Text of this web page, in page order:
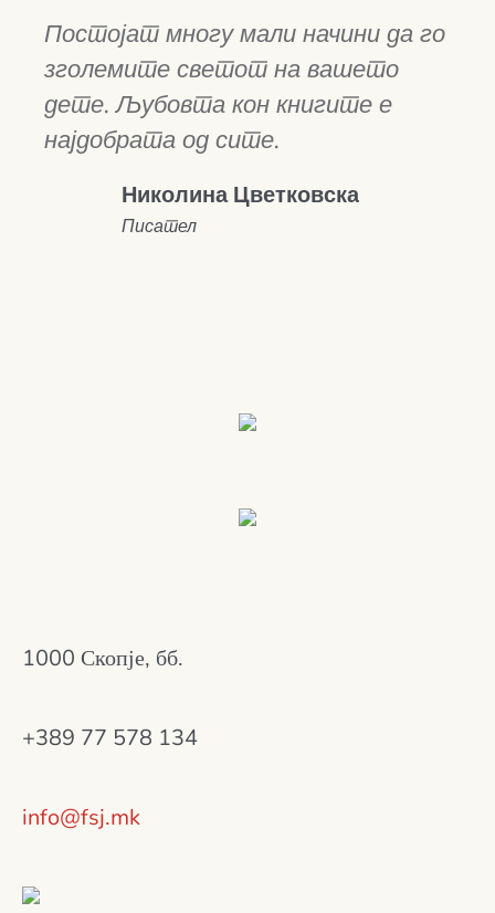
Постојат многу мали начини да го
зголемите светот на вашето
дете. Љубовта кон книгите е
најдобрата од сите.
Николина Цветковска
Писател
1000 Скопје, бб.
+389 77 578 134
info@fsj.mk